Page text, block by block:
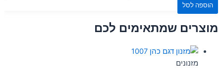
הוספה לסל
מוצרים שמתאימים לכם
מזנונים